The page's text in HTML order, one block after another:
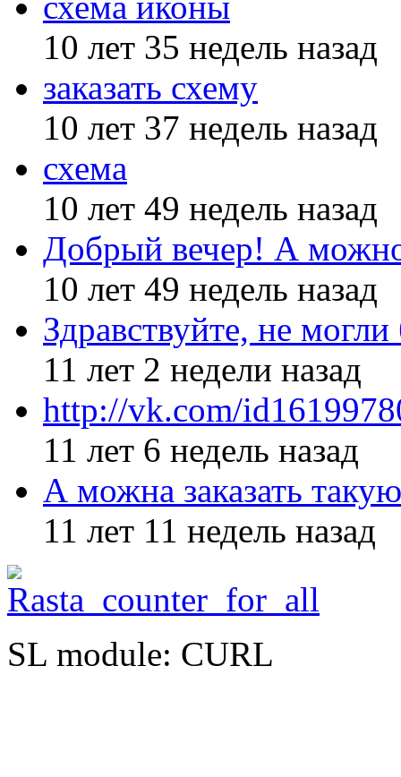
10 лет 35 недель назад
заказать схему
10 лет 37 недель назад
схема
10 лет 49 недель назад
Добрый вечер! А
10 лет 49 недель назад
Здравствуйте, не
11 лет 2 недели назад
http://vk.com/
11 лет 6 недель назад
А можна заказать
11 лет 11 недель назад
SL module: CURL